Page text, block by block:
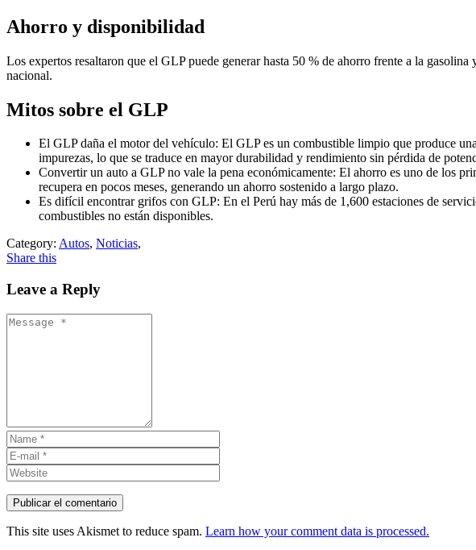
Ahorro y disponibilidad
Los expertos resaltaron que el GLP puede generar hasta 50 % de ahorro frente a la
nacional.
Mitos sobre el GLP
El GLP daña el motor del vehículo: El GLP es un combustible limpio que produce
impurezas, lo que se traduce en mayor durabilidad y rendimiento sin pérdida de
Convertir un auto a GLP no vale la pena económicamente: El ahorro es uno de los
recupera en pocos meses, generando un ahorro sostenido a largo plazo.
Es difícil encontrar grifos con GLP: En el Perú hay más de 1,600 estaciones de
combustibles no están disponibles.
Category: Autos, Noticias,
Share this
Leave a Reply
This site uses Akismet to reduce spam. Learn how your comment data is processed.